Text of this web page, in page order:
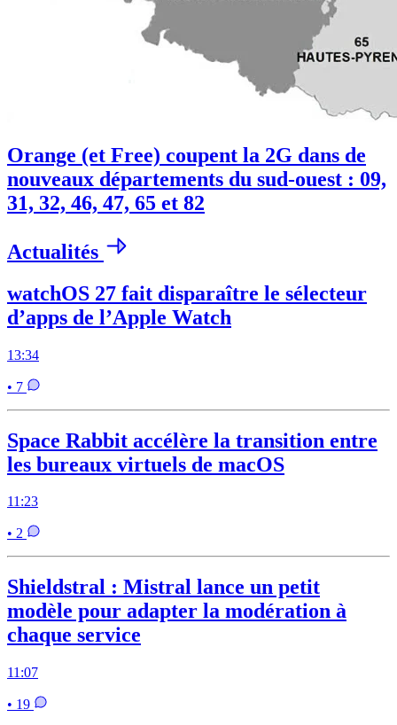
Orange (et Free) coupent la 2G dans de
nouveaux départements du sud-ouest : 09,
31, 32, 46, 47, 65 et 82
Actualités
watchOS 27 fait disparaître le sélecteur
d’apps de l’Apple Watch
13:34
• 7
Space Rabbit accélère la transition entre
les bureaux virtuels de macOS
11:23
• 2
Shieldstral : Mistral lance un petit
modèle pour adapter la modération à
chaque service
11:07
• 19